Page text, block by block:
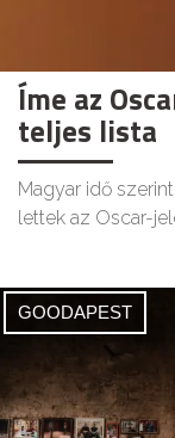
Íme az
teljes lista
Magyar idő
lettek az Oscar-
GOODAPEST